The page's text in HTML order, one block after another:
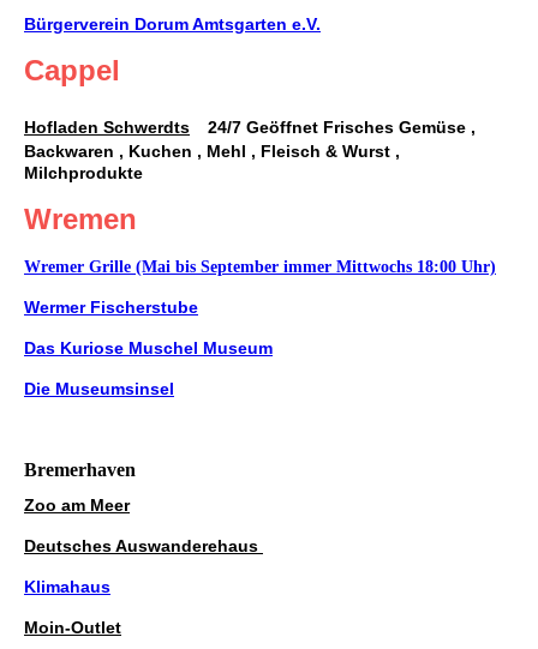
Bürgerverein Dorum Amtsgarten e.V.
Cappel
Hofladen Schwerdts 24/7 Geöffnet Frisches Gemüse ,
Backwaren , Kuchen , Mehl , Fleisch & Wurst ,
Milchprodukte
Wremen
Wremer Grille (Mai bis September immer Mittwochs 18:00 Uhr)
Wermer Fischerstube
Das Kuriose Muschel Museum
Die Museumsinsel
Bremerhaven
Zoo am Meer
Deutsches Auswanderehaus
Klimahaus
Moin-Outlet